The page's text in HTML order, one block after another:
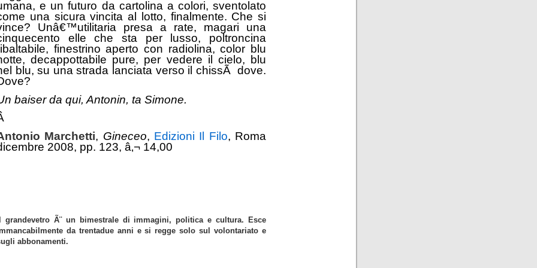
e un futuro da cartolina a colori, sventolato
una sicura vincita al lotto, finalmente. Che si
Unâ€™utilitaria presa a rate, magari una
elle che sta per lusso, poltroncina
finestrino aperto con radiolina, color blu
decappottabile pure, per vedere il cielo, blu
blu, su una strada lanciata verso il chissÃ dove.
baiser da qui, Antonin, ta Simone.
Marchetti, Gineceo, Edizioni Il Filo, Roma
2008, pp. 123, â‚¬ 14,00
grandevetro Ã¨ un bimestrale di immagini, politica e cultura. Esce
da trentadue anni e si regge solo sul volontariato e
abbonamenti.